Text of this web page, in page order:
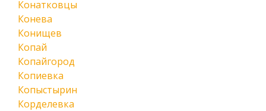
Конатковцы
Конева
Конищев
Копай
Копайгород
Копиевка
Копыстырин
Корделевка